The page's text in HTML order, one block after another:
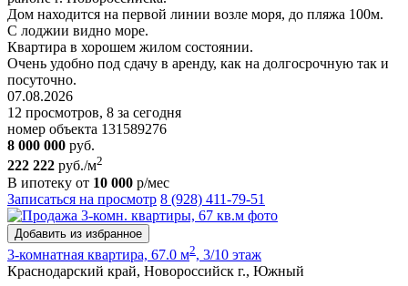
Дом находится на первой линии возле моря, до пляжа 100м.
С лоджии видно море.
Квартира в хорошем жилом состоянии.
Очень удобно под сдачу в аренду, как на долгосрочную так и
посуточно.
07.08.2026
12 просмотров, 8 за сегодня
номер объекта 131589276
8 000 000 руб.
222 222 руб./м2
В ипотеку от 10 000 р/мес
Записаться на просмотр 8 (928) 411-79-51
Добавить из избранное
3-комнатная квартира, 67.0 м2, 3/10 этаж
Краснодарский край, Новороссийск г., Южный